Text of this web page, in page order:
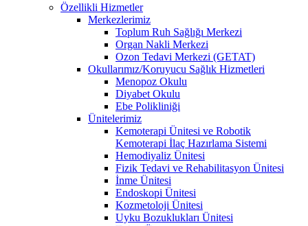
Özellikli Hizmetler
Merkezlerimiz
Toplum Ruh Sağlığı Merkezi
Organ Nakli Merkezi
Ozon Tedavi Merkezi (GETAT)
Okullarımız/Koruyucu Sağlık Hizmetleri
Menopoz Okulu
Diyabet Okulu
Ebe Polikliniği
Ünitelerimiz
Kemoterapi Ünitesi ve Robotik
Kemoterapi İlaç Hazırlama Sistemi
Hemodiyaliz Ünitesi
Fizik Tedavi ve Rehabilitasyon Ünitesi
İnme Ünitesi
Endoskopi Ünitesi
Kozmetoloji Ünitesi
Uyku Bozuklukları Ünitesi